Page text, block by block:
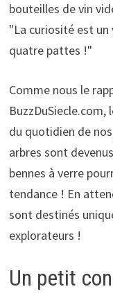
bouteilles de vin
"La curiosité est
quatre pattes !"
Comme nous le
du quotidien de
arbres sont
bennes à verre
tendance ! En
sont destinés
explorateurs !
Un petit